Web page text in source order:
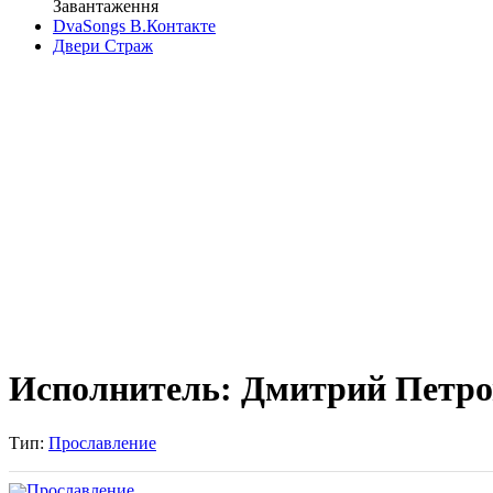
Завантаження
DvaSongs В.Контакте
Двери Страж
Исполнитель: Дмитрий
Тип: Прославление